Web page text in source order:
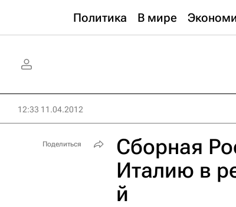
Политика В мире
12:33 11.04.2012
Сборная
Италию в
й
Поделиться